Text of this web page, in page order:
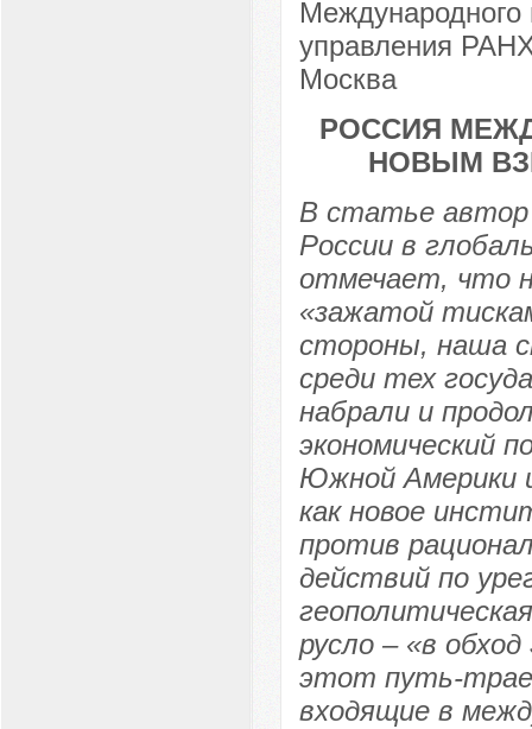
Международного
управления
Москва
РОССИЯ
НОВЫМ
В статье автор
России в
отмечает, что
«зажатой
стороны, наша
среди тех
набрали и
экономический
Южной Америки
как новое
против
действий по
русло – «в
этот путь-
входящие в